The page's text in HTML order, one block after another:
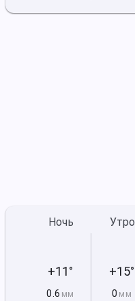
Ночь
+11°
0.6 мм
Утро
+15°
0 мм